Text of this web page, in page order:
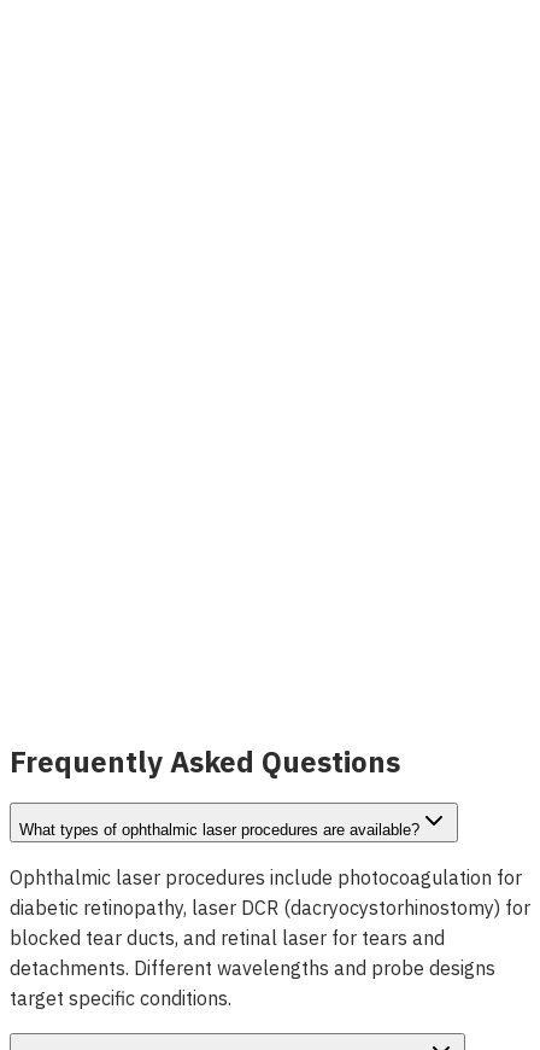
Frequently Asked Questions
What types of ophthalmic laser procedures are available?
Ophthalmic laser procedures include photocoagulation for
diabetic retinopathy, laser DCR (dacryocystorhinostomy) for
blocked tear ducts, and retinal laser for tears and
detachments. Different wavelengths and probe designs
target specific conditions.